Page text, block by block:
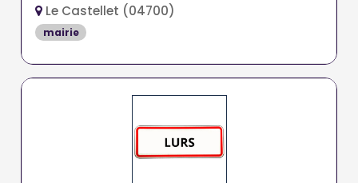
Le Castellet (04700)
mairie